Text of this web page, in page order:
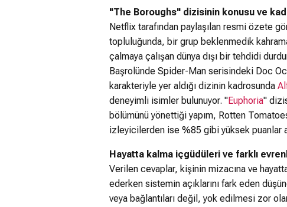
"The Boroughs" dizisinin konusu ve
Netflix tarafından paylaşılan resmi özete
topluluğunda, bir grup beklenmedik
çalmaya çalışan dünya dışı bir tehdidi
Başrolünde Spider-Man serisindeki Doc
karakteriyle yer aldığı dizinin kadrosunda
deneyimli isimler bulunuyor. "Euphoria"
bölümünü yönettiği yapım, Rotten
izleyicilerden ise %85 gibi yüksek puanlar
Hayatta kalma içgüdüleri ve farklı
Verilen cevaplar, kişinin mizacına ve
ederken sistemin açıklarını fark eden
veya bağlantıları değil, yok edilmesi zor